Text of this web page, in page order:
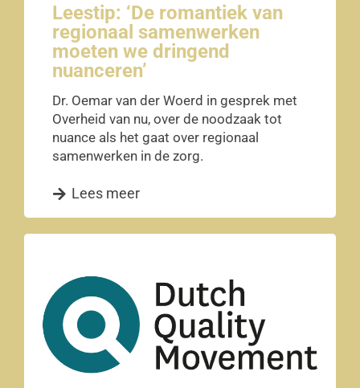
Leestip: ‘De romantiek van
regionaal samenwerken
moeten we dringend
nuanceren’
Dr. Oemar van der Woerd in gesprek met
Overheid van nu, over de noodzaak tot
nuance als het gaat over regionaal
samenwerken in de zorg.
Lees meer